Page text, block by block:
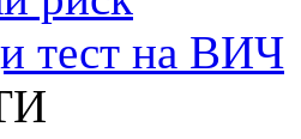
тест на ВИЧ